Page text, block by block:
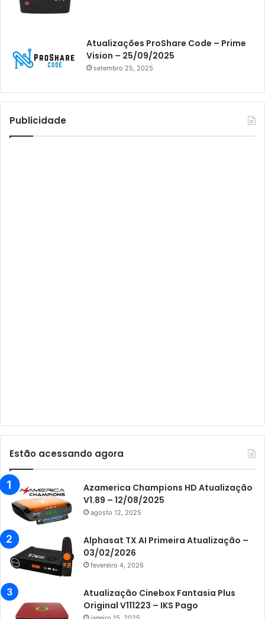
Athomics Inspire Qi
Athomics Inspire Qi Lite
Athomics S3
Athomics T3
Atto
AttoNet
Audisat K10 Urus
Audisat K30 Aventador
Azamerica
Azamerica Beats
Azamerica Champions
Azamerica Champions IPTV
Azamerica Extremo IPTV
Azamerica F92 Plus
Atualizações ProShare Code – Prime
Vision – 25/09/2025
setembro 25, 2025
Publicidade
Estão acessando agora
Azamerica Champions HD Atualização
V1.89 – 12/08/2025
agosto 12, 2025
Alphasat TX AI Primeira Atualização –
03/02/2026
fevereiro 4, 2026
Atualização Cinebox Fantasia Plus
Original V111223 – IKS Pago